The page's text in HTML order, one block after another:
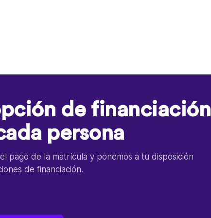
de financiación
persona
pago de la matrícula y ponemos a tu disposición
de financiación.